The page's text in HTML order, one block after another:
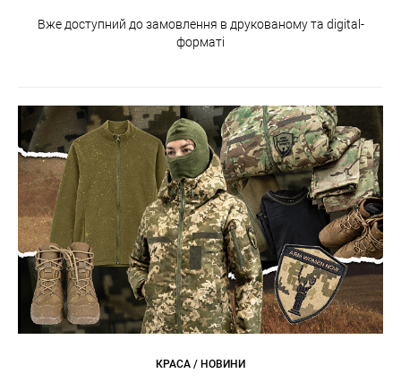
Вже доступний до замовлення в друкованому та digital-
форматі
КРАСА / НОВИНИ